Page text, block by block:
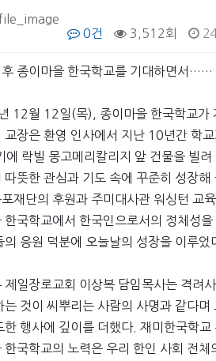
0건 3,512회
종이마을 한국학교를 기대하면서……
12월 12일(목), 종이마을 한국학교가
교장은 환영 인사에서 지난 10년간 학
에 락빌 몽고메리칼리지 앞 건물을 빌
따뜻한 관심과 기도 속에 꾸준히 성장
재단의 후원과 주미대사관 워싱턴 교
한국학교에서 한국인으로서의 정체성
의 응원 덕분에 오늘날의 성장을 이루
제일장로교회 이상복 담임목사는 격려
는 것이 씨뿌리는 사람의 사명과 같다
한 행사에 깊이를 더했다. 재미한국학
한국학교의 노력은 우리 한인 사회 전